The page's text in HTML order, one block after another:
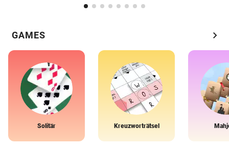
GAMES chevron_right
Solitär Kreuzworträtsel